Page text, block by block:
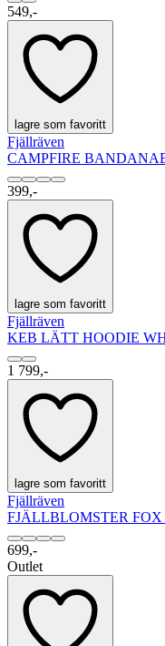
549,-
lagre som favoritt
Fjällräven
CAMPFIRE BANDANA
399,-
lagre som favoritt
Fjällräven
KEB LÄTT HOODIE W
1 799,-
lagre som favoritt
Fjällräven
FJÄLLBLOMSTER FOX
699,-
Outlet